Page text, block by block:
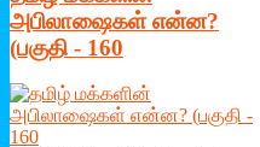
அபிலாஷைகள் என்ன?
(பகுதி - 160